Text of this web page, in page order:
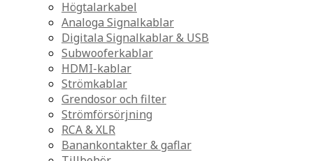
Högtalarkabel
Analoga Signalkablar
Digitala Signalkablar & USB
Subwooferkablar
HDMI-kablar
Strömkablar
Grendosor och filter
Strömförsörjning
RCA & XLR
Banankontakter & gaflar